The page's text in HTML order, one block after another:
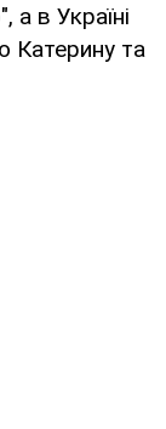
а в Україні
Катерину та